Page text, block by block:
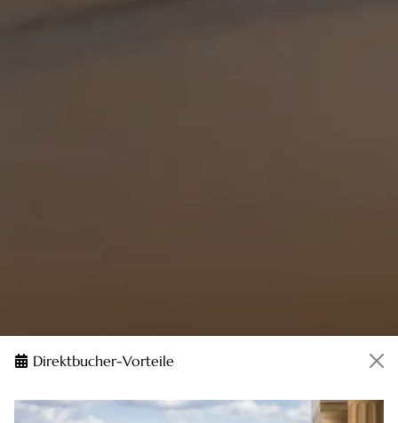
Direktbucher-Vorteile